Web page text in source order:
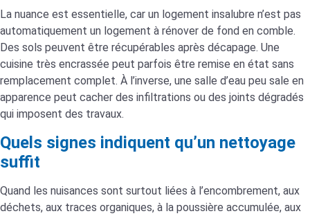
La nuance est essentielle, car un logement insalubre n’est pas
automatiquement un logement à rénover de fond en comble.
Des sols peuvent être récupérables après décapage. Une
cuisine très encrassée peut parfois être remise en état sans
remplacement complet. À l’inverse, une salle d’eau peu sale en
apparence peut cacher des infiltrations ou des joints dégradés
qui imposent des travaux.
Quels signes indiquent qu’un nettoyage
suffit
Quand les nuisances sont surtout liées à l’encombrement, aux
déchets, aux traces organiques, à la poussière accumulée, aux